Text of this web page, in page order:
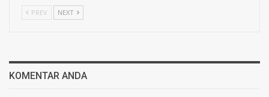
PREV NEXT
KOMENTAR ANDA